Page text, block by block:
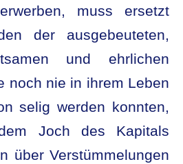
muss ersetzt
der ausgebeuteten,
und ehrlichen
noch nie in ihrem Leben
selig werden konnten,
Joch des Kapitals
über Verstümmelungen